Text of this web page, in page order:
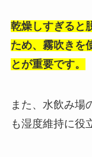
乾燥しすぎると
ため、霧吹きを
とが重要です。
また、水飲み場
も湿度維持に役